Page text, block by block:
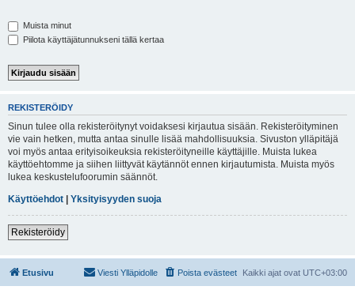
Muista minut
Piilota käyttäjätunnukseni tällä kertaa
REKISTERÖIDY
Sinun tulee olla rekisteröitynyt voidaksesi kirjautua sisään. Rekisteröityminen
vie vain hetken, mutta antaa sinulle lisää mahdollisuuksia. Sivuston ylläpitäjä
voi myös antaa erityisoikeuksia rekisteröityneille käyttäjille. Muista lukea
käyttöehtomme ja siihen liittyvät käytännöt ennen kirjautumista. Muista myös
lukea keskustelufoorumin säännöt.
Käyttöehdot | Yksityisyyden suoja
Rekisteröidy
Etusivu Kaikki ajat ovat UTC+03:00
Poista evästeet
Viesti Ylläpidolle